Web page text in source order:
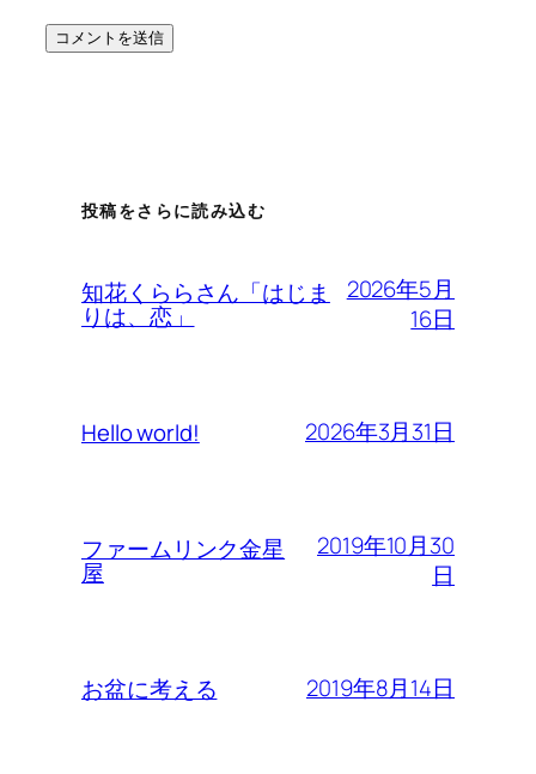
投稿をさらに読み込む
知花くららさん「はじま
りは、恋」
2026年5月
16日
Hello world! 2026年3月31日
ファームリンク金星
屋
2019年10月30
日
お盆に考える 2019年8月14日